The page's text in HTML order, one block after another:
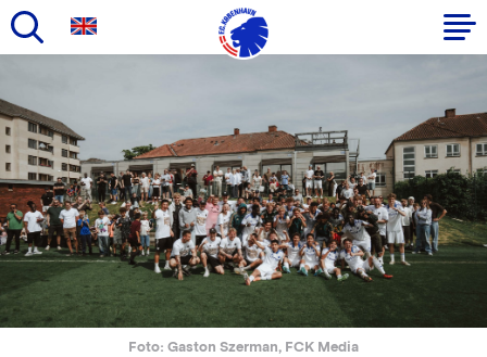
hovedindhold
Primær
navigation
Foto: Gaston Szerman, FCK Media